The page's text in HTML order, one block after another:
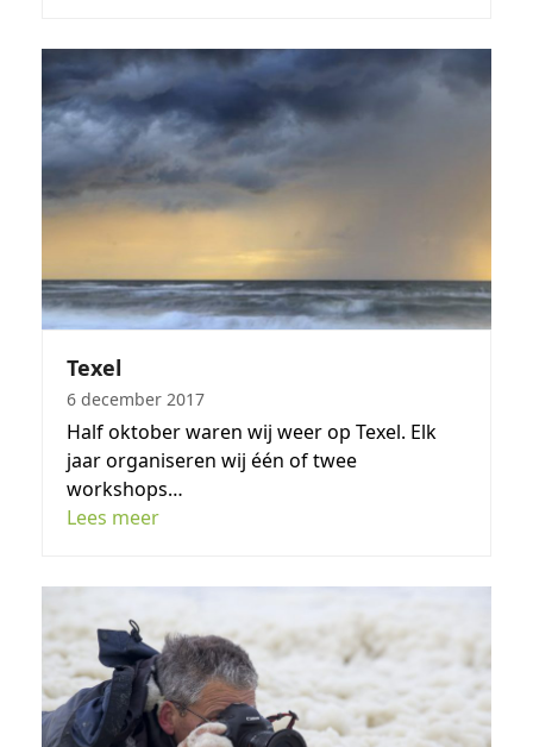
Texel
6 december 2017
Half oktober waren wij weer op Texel. Elk
jaar organiseren wij één of twee
workshops…
Lees meer